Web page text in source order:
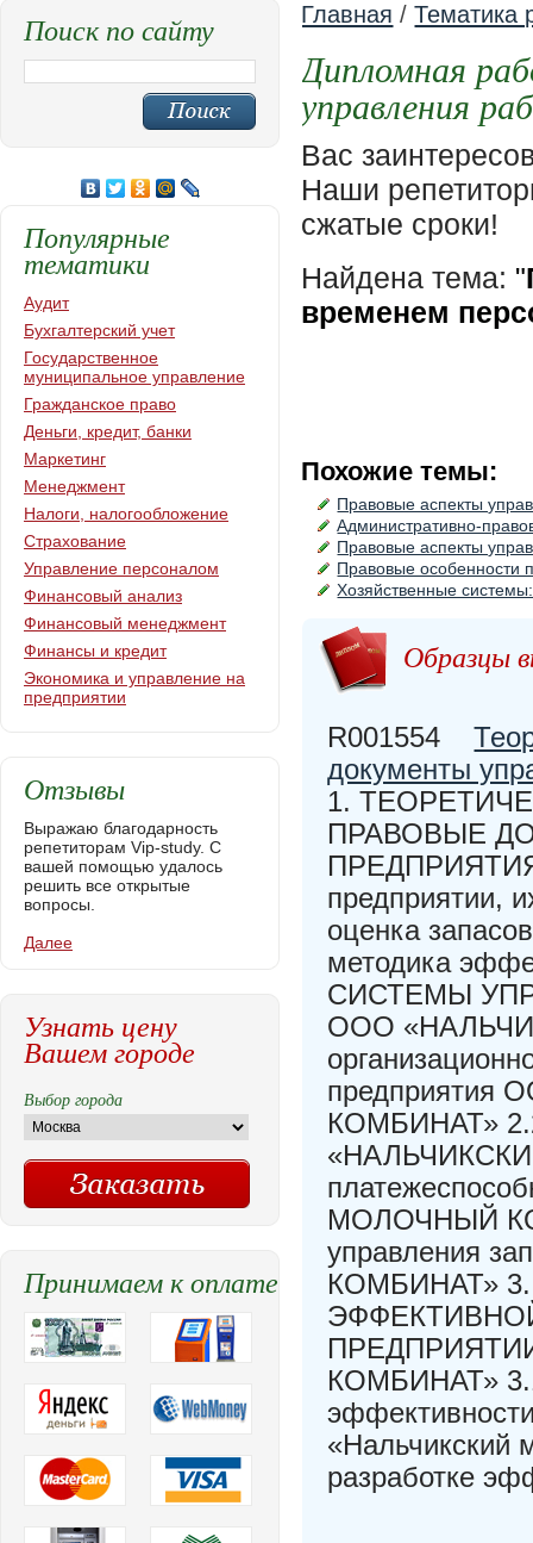
Главная /Тематика
Дипломная
управления
Вас
Наши
сжатые сроки!
Найдена тема: "
временем
Похожие темы:
Правовые аспекты
Административно-
Правовые аспекты
Правовые особенности
Хозяйственные
Образцы
R001554
документы
1.
ПРАВОВЫЕ
ПРЕДПРИЯТИЯ
предприятии,
оценка
методика
СИСТЕМЫ
ООО
КОМБИНАТ»
МОЛОЧНЫЙ
управления
КОМБИНАТ»
КОМБИНАТ»
«Нальчикский
разработке
Поиск по сайту
Популярные
тематики
Аудит
Бухгалтерский учет
Государственное
муниципальное управление
Гражданское право
Деньги, кредит, банки
Маркетинг
Менеджмент
Налоги, налогообложение
Страхование
Управление персоналом
Финансовый анализ
Финансовый менеджмент
Финансы и кредит
Экономика и управление на
предприятии
Отзывы
Выражаю благодарность
репетиторам Vip-study. С
вашей помощью удалось
решить все открытые
вопросы.
Далее
Узнать цену
Вашем городе
Выбор города
Принимаем к оплате